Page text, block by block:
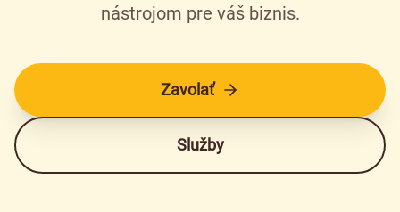
nástrojom pre váš biznis.
Zavolať
Služby